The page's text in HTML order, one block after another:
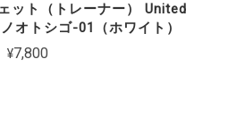
ット（トレーナー） United
オトシゴ-01（ホワイト）
¥7,800